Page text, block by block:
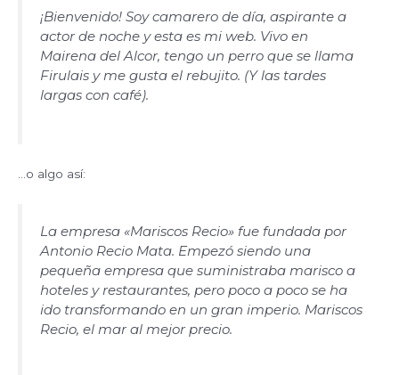
¡Bienvenido! Soy camarero de día, aspirante a
actor de noche y esta es mi web. Vivo en
Mairena del Alcor, tengo un perro que se llama
Firulais y me gusta el rebujito. (Y las tardes
largas con café).
…o algo así:
La empresa «Mariscos Recio» fue fundada por
Antonio Recio Mata. Empezó siendo una
pequeña empresa que suministraba marisco a
hoteles y restaurantes, pero poco a poco se ha
ido transformando en un gran imperio. Mariscos
Recio, el mar al mejor precio.